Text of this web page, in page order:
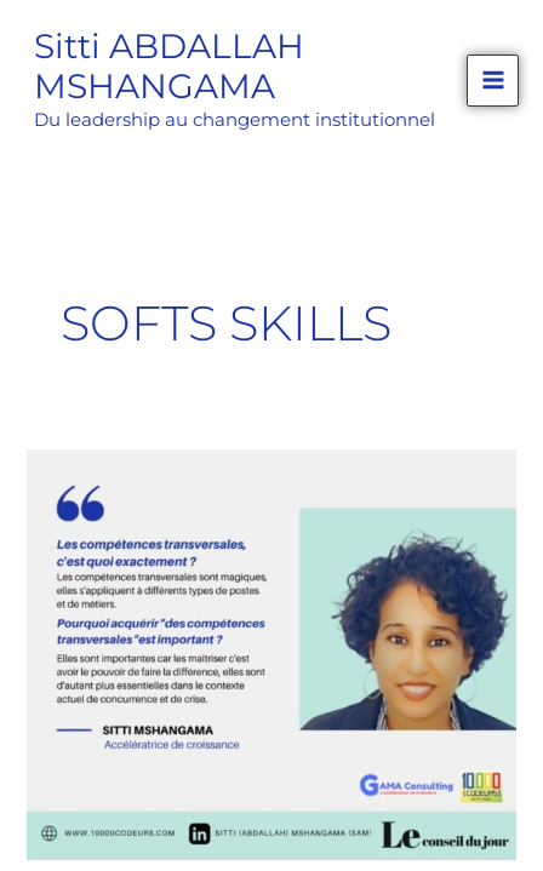
contenu
Sitti ABDALLAH
MSHANGAMA
Du leadership au changement institutionnel
SOFTS SKILLS
compétences
transversales